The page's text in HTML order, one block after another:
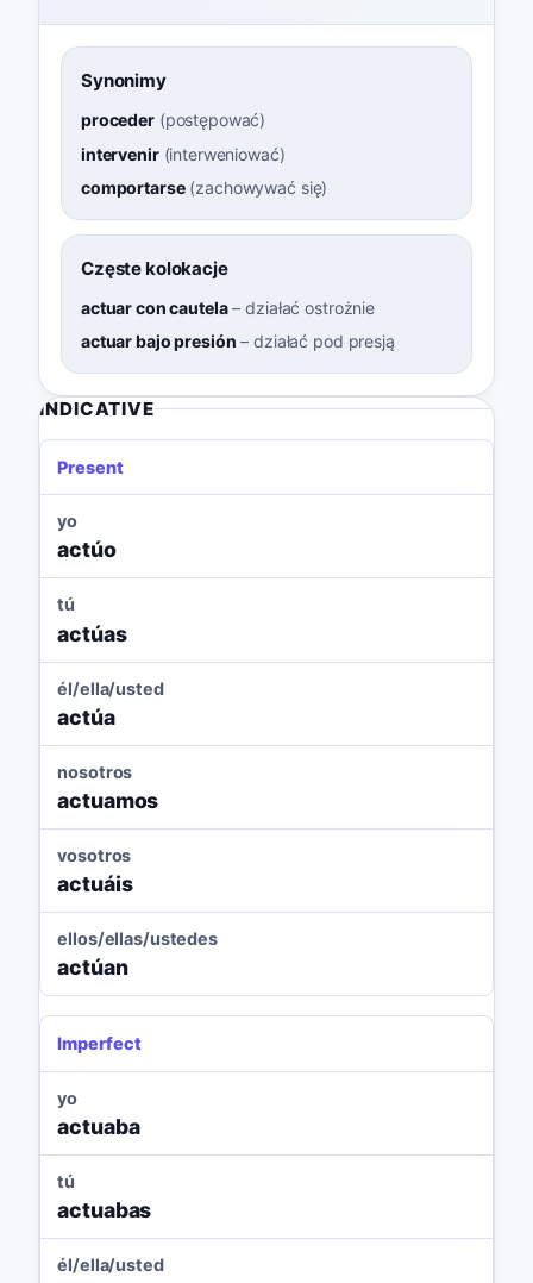
Synonimy
proceder(postępować)
intervenir(interweniować)
comportarse(zachowywać się)
Częste kolokacje
actuar con cautela–działać ostrożnie
actuar bajo presión –działać pod presją
INDICATIVE
Present
yo
actúo
tú
actúas
él/ella/usted
actúa
nosotros
actuamos
vosotros
actuáis
ellos/ellas/ustedes
actúan
Imperfect
yo
actuaba
tú
actuabas
él/ella/usted